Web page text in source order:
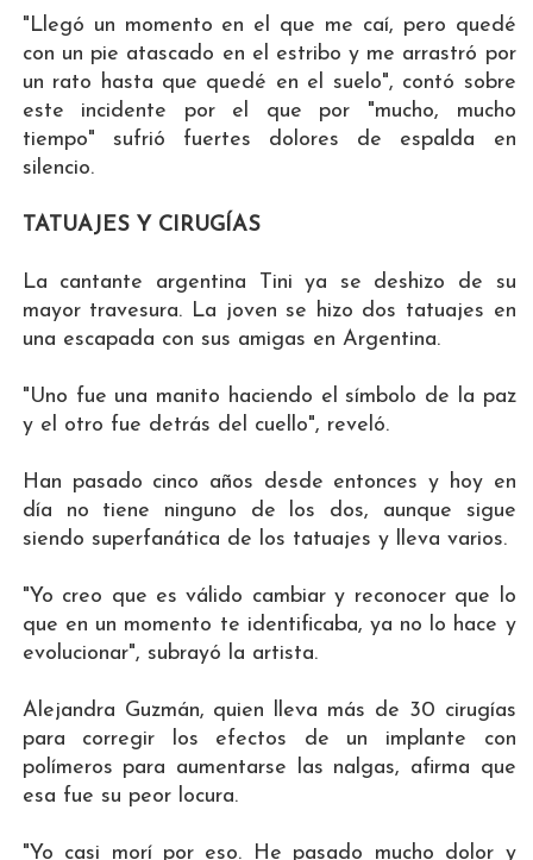
"Llegó un momento en el que me caí, pero quedé
con un pie atascado en el estribo y me arrastró por
un rato hasta que quedé en el suelo", contó sobre
este incidente por el que por "mucho, mucho
tiempo" sufrió fuertes dolores de espalda en
silencio.
TATUAJES Y CIRUGÍAS
La cantante argentina Tini ya se deshizo de su
mayor travesura. La joven se hizo dos tatuajes en
una escapada con sus amigas en Argentina.
"Uno fue una manito haciendo el símbolo de la paz
y el otro fue detrás del cuello", reveló.
Han pasado cinco años desde entonces y hoy en
día no tiene ninguno de los dos, aunque sigue
siendo superfanática de los tatuajes y lleva varios.
"Yo creo que es válido cambiar y reconocer que lo
que en un momento te identificaba, ya no lo hace y
evolucionar", subrayó la artista.
Alejandra Guzmán, quien lleva más de 30 cirugías
para corregir los efectos de un implante con
polímeros para aumentarse las nalgas, afirma que
esa fue su peor locura.
"Yo casi morí por eso. He pasado mucho dolor y